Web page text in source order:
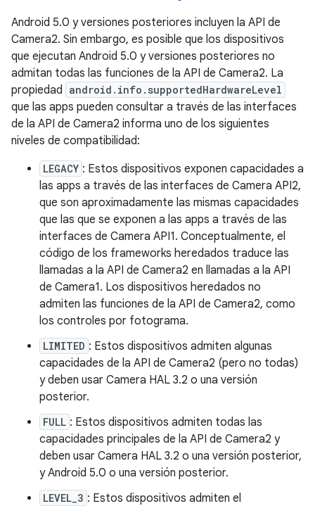
Android 5.0 y versiones posteriores incluyen la API de
Camera2. Sin embargo, es posible que los dispositivos
que ejecutan Android 5.0 y versiones posteriores no
admitan todas las funciones de la API de Camera2. La
propiedad android.info.supportedHardwareLevel
que las apps pueden consultar a través de las interfaces
de la API de Camera2 informa uno de los siguientes
niveles de compatibilidad:
LEGACY : Estos dispositivos exponen capacidades a
las apps a través de las interfaces de Camera API2,
que son aproximadamente las mismas capacidades
que las que se exponen a las apps a través de las
interfaces de Camera API1. Conceptualmente, el
código de los frameworks heredados traduce las
llamadas a la API de Camera2 en llamadas a la API
de Camera1. Los dispositivos heredados no
admiten las funciones de la API de Camera2, como
los controles por fotograma.
LIMITED : Estos dispositivos admiten algunas
capacidades de la API de Camera2 (pero no todas)
y deben usar Camera HAL 3.2 o una versión
posterior.
FULL : Estos dispositivos admiten todas las
capacidades principales de la API de Camera2 y
deben usar Camera HAL 3.2 o una versión posterior,
y Android 5.0 o una versión posterior.
LEVEL_3 : Estos dispositivos admiten el